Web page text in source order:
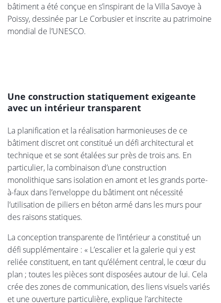
bâtiment a été conçue en s’inspirant de la Villa Savoye à
Poissy, dessinée par Le Corbusier et inscrite au patrimoine
mondial de l’UNESCO.
Une construction statiquement exigeante
avec un intérieur transparent
La planification et la réalisation harmonieuses de ce
bâtiment discret ont constitué un défi architectural et
technique et se sont étalées sur près de trois ans. En
particulier, la combinaison d’une construction
monolithique sans isolation en amont et les grands porte-
à-faux dans l’enveloppe du bâtiment ont nécessité
l’utilisation de piliers en béton armé dans les murs pour
des raisons statiques.
La conception transparente de l’intérieur a constitué un
défi supplémentaire : « L’escalier et la galerie qui y est
reliée constituent, en tant qu’élément central, le cœur du
plan ; toutes les pièces sont disposées autour de lui. Cela
crée des zones de communication, des liens visuels variés
et une ouverture particulière, explique l’architecte